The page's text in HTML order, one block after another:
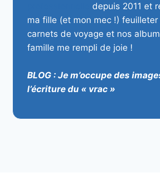
depuis 2011 et
ma fille (et mon mec !) feuilleter
carnets de voyage et nos
famille me rempli de joie !
BLOG : Je m’occupe des
l’écriture du « vrac »